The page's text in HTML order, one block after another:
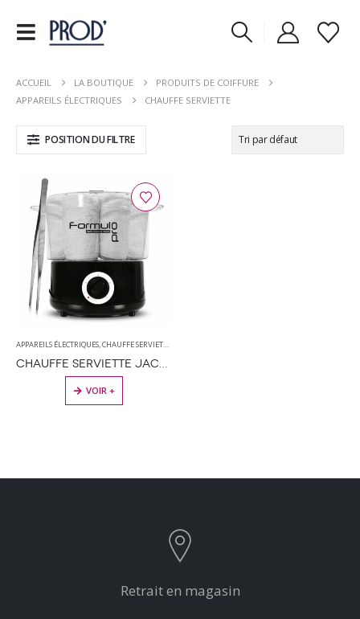
ACCUEIL LA BOUTIQUE
PRODUITS DE COIFFURE
APPAREILS ÉLECTRIQUES
CHAUFFE SERVIETTE
POSITION DU FILTRE
APPAREILS ÉLECTRIQUES CHAUFFE SERVIETTE
CHAUFFE SERVIETTE JACK 500 WATT
VOIR +
Retrait en magasin